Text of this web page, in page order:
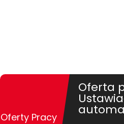
Oferty Pracy
Oferta